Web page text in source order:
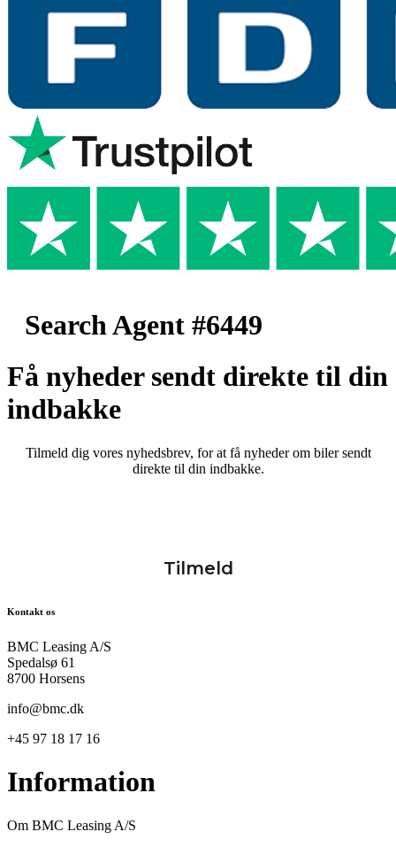
Search Agent #6449
Få nyheder sendt direkte til din
indbakke
Tilmeld dig vores nyhedsbrev, for at få nyheder om biler sendt
direkte til din indbakke.
Kontakt os
BMC Leasing A/S
Spedalsø 61
8700 Horsens
info@bmc.dk
+45 97 18 17 16
Information
Om BMC Leasing A/S